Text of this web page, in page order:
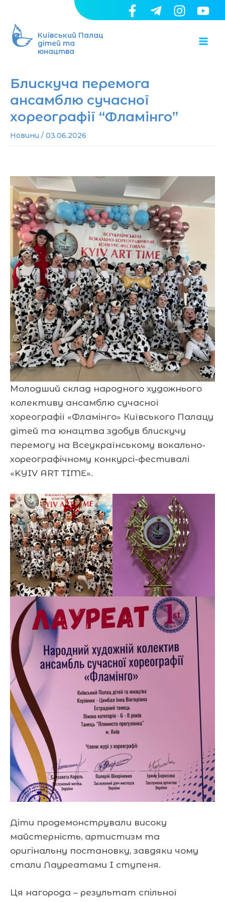
вмісту
Київський Палац
дітей та
юнацтва
Блискуча перемога
ансамблю сучасної
хореографії “Фламінго”
Новини / 03.06.2026
Молодший склад народного художнього
колективу ансамблю сучасної
хореографії «Фламінго» Київського Палацу
дітей та юнацтва здобув блискучу
перемогу на Всеукраїнському вокально-
хореографічному конкурсі-фестивалі
«KYIV ART TIME».
Діти продемонстрували високу
майстерність, артистизм та
оригінальну постановку, завдяки чому
стали Лауреатами I ступеня.
Ця нагорода – результат спільної